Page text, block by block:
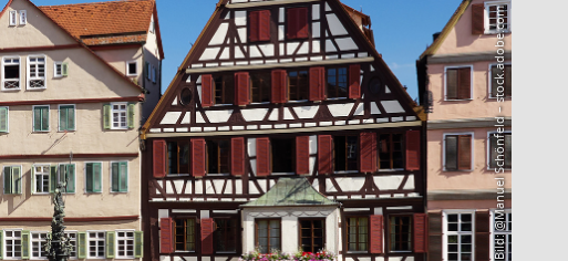
Bild: @Manuel Schönfeld – stock.adobe.com